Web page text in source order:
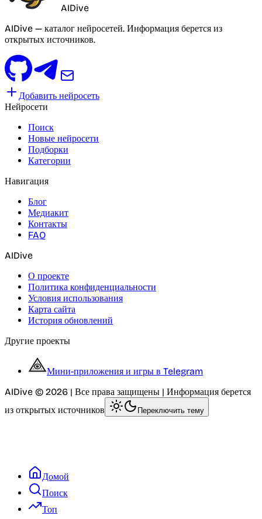
AIDive
AIDive — каталог нейросетей. Информация берется из
открытых источников.
Добавить нейросеть
Нейросети
Поиск
Новые нейросети
Подборки
Категории
Навигация
Блог
Медиакит
Контакты
FAQ
AIDive
О проекте
Политика конфиденциальности
Условия использования
Карта сайта
История обновлений
Другие проекты
Мини-приложения и игры в Telegram
AIDive © 2026 | Все права защищены | Информация берется
из открытых источников
Переключить тему
Домой
Поиск
Топ